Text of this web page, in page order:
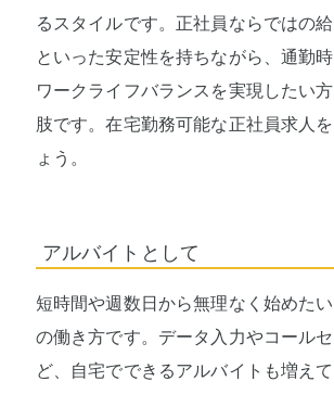
るスタイルです。正社員ならではの
といった安定性を持ちながら、通勤時
ワークライフバランスを実現したい
肢です。在宅勤務可能な正社員求人
ょう。
アルバイトとして
短時間や週数日から無理なく始めた
の働き方です。データ入力やコール
ど、自宅でできるアルバイトも増え